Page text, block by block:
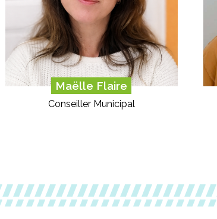
Maëlle Flaire
Conseiller Municipal